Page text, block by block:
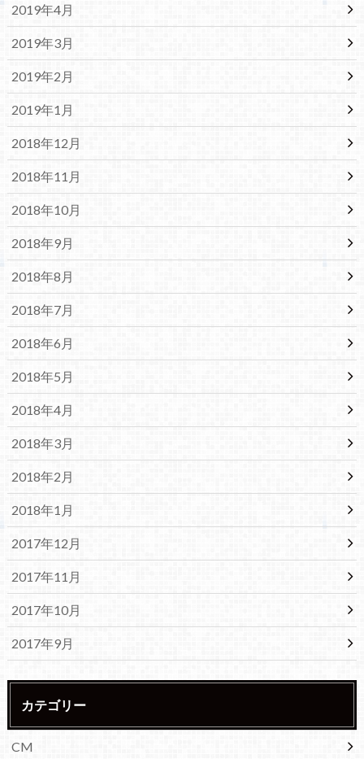
2019年4月
2019年3月
2019年2月
2019年1月
2018年12月
2018年11月
2018年10月
2018年9月
2018年8月
2018年7月
2018年6月
2018年5月
2018年4月
2018年3月
2018年2月
2018年1月
2017年12月
2017年11月
2017年10月
2017年9月
カテゴリー
CM